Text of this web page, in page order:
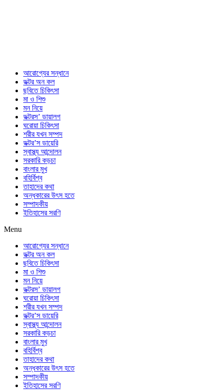
আরোগ্যের সন্ধানে
ডক্টর অন কল
ছবিতে চিকিৎসা
মা ও শিশু
মন নিয়ে
ডক্টরস’ ডায়ালগ
ঘরোয়া চিকিৎসা
শরীর যখন সম্পদ
ডক্টর’স ডায়েরি
স্বাস্থ্য আন্দোলন
সরকারি কড়চা
বাংলার মুখ
বহির্বিশ্ব
তাহাদের কথা
অন্ধকারের উৎস হতে
সম্পাদকীয়
ইতিহাসের সরণি
Menu
আরোগ্যের সন্ধানে
ডক্টর অন কল
ছবিতে চিকিৎসা
মা ও শিশু
মন নিয়ে
ডক্টরস’ ডায়ালগ
ঘরোয়া চিকিৎসা
শরীর যখন সম্পদ
ডক্টর’স ডায়েরি
স্বাস্থ্য আন্দোলন
সরকারি কড়চা
বাংলার মুখ
বহির্বিশ্ব
তাহাদের কথা
অন্ধকারের উৎস হতে
সম্পাদকীয়
ইতিহাসের সরণি